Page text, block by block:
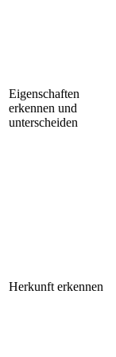
Eigenschaften
erkennen und
unterscheiden
Herkunft erkennen